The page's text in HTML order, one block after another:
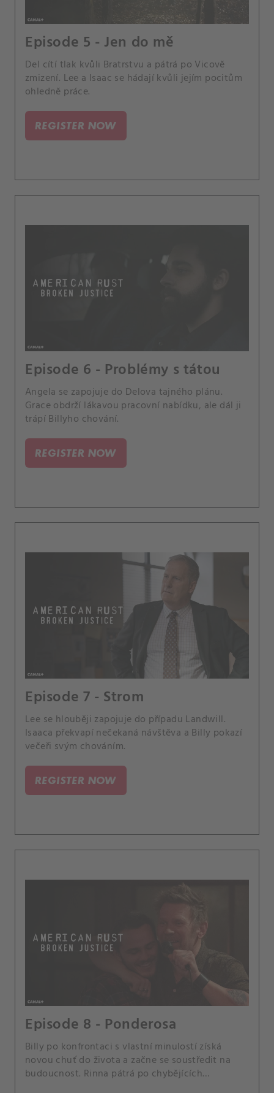
Episode 5 - Jen do mě
Del cítí tlak kvůli Bratrstvu a pátrá po Vicově
zmizení. Lee a Isaac se hádají kvůli jejím pocitům
ohledně práce.
REGISTER NOW
Episode 6 - Problémy s tátou
Angela se zapojuje do Delova tajného plánu.
Grace obdrží lákavou pracovní nabídku, ale dál ji
trápí Billyho chování.
REGISTER NOW
Episode 7 - Strom
Lee se hlouběji zapojuje do případu Landwill.
Isaaca překvapí nečekaná návštěva a Billy pokazí
večeři svým chováním.
REGISTER NOW
Episode 8 - Ponderosa
Billy po konfrontaci s vlastní minulostí získá
novou chuť do života a začne se soustředit na
budoucnost. Rinna pátrá po chybějících